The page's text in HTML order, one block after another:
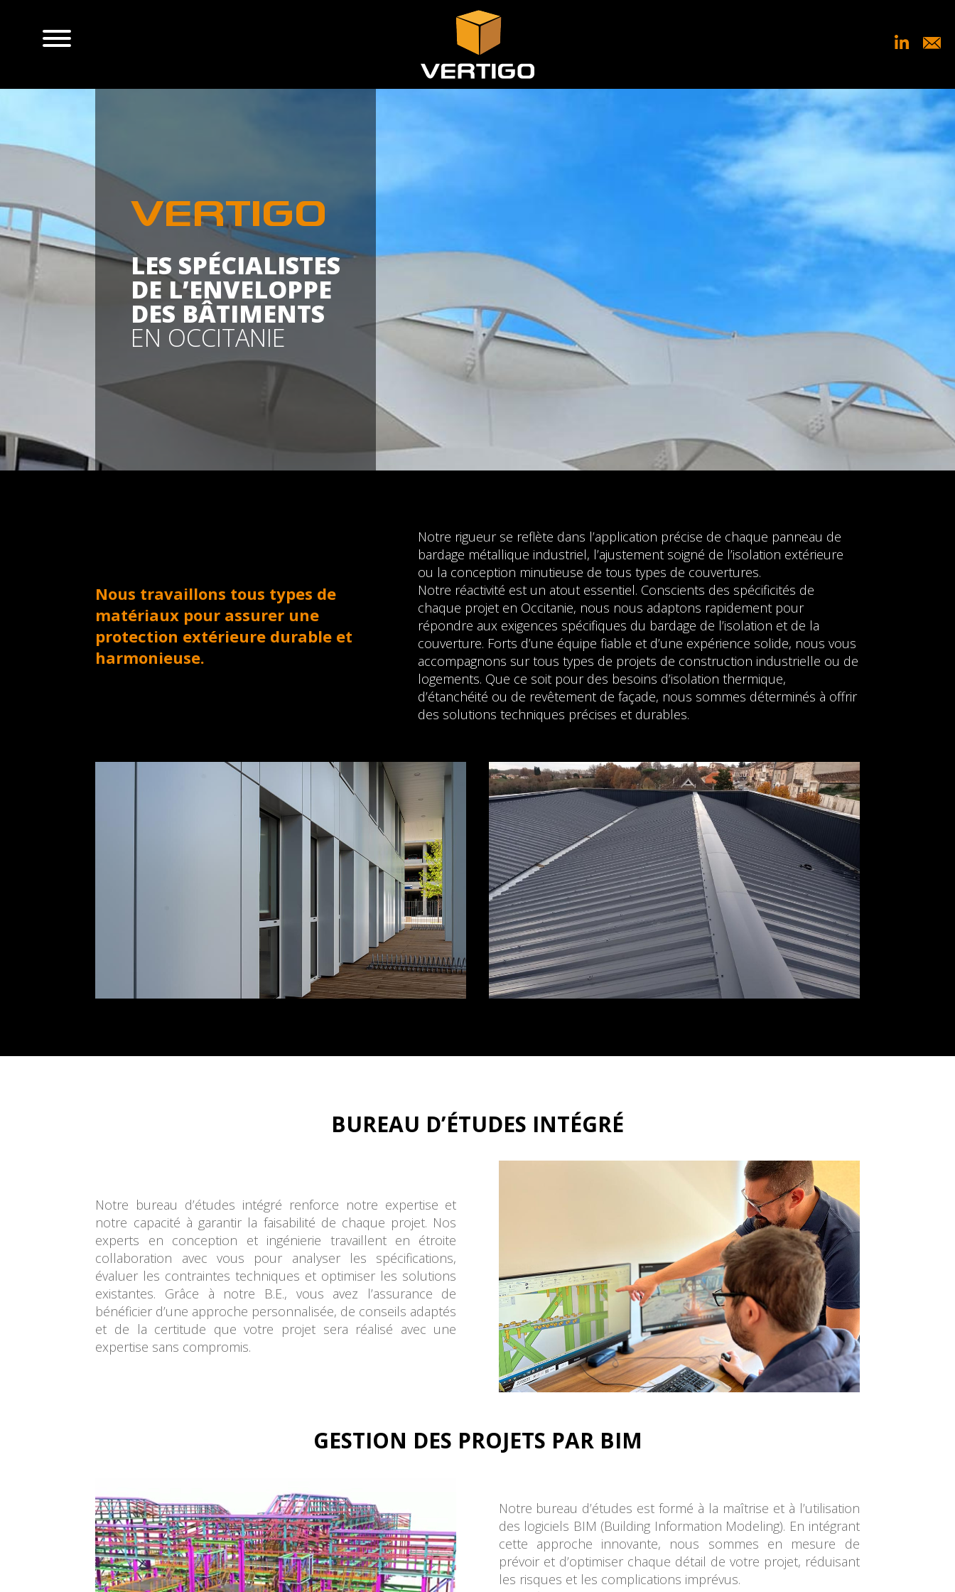
VERTIGO
LES SPÉCIALISTES
DE L’ENVELOPPE
DES BÂTIMENTS
EN OCCITANIE
Nous travaillons tous types de
matériaux pour assurer une
protection extérieure durable et
harmonieuse.
Notre rigueur se reflète dans l’application précise de chaque panneau de
bardage métallique industriel, l’ajustement soigné de l’isolation extérieure
ou la conception minutieuse de tous types de couvertures.
Notre réactivité est un atout essentiel. Conscients des spécificités de
chaque projet en Occitanie, nous nous adaptons rapidement pour
répondre aux exigences spécifiques du bardage de l’isolation et de la
couverture. Forts d’une équipe fiable et d’une expérience solide, nous vous
accompagnons sur tous types de projets de construction industrielle ou de
logements. Que ce soit pour des besoins d’isolation thermique,
d’étanchéité ou de revêtement de façade, nous sommes déterminés à offrir
des solutions techniques précises et durables.
BUREAU D’ÉTUDES INTÉGRÉ
Notre bureau d’études intégré renforce notre expertise et
notre capacité à garantir la faisabilité de chaque projet. Nos
experts en conception et ingénierie travaillent en étroite
collaboration avec vous pour analyser les spécifications,
évaluer les contraintes techniques et optimiser les solutions
existantes. Grâce à notre B.E., vous avez l’assurance de
bénéficier d’une approche personnalisée, de conseils adaptés
et de la certitude que votre projet sera réalisé avec une
expertise sans compromis.
GESTION DES PROJETS PAR BIM
Notre bureau d’études est formé à la maîtrise et à l’utilisation
des logiciels BIM (Building Information Modeling). En intégrant
cette approche innovante, nous sommes en mesure de
prévoir et d’optimiser chaque détail de votre projet, réduisant
les risques et les complications imprévus.